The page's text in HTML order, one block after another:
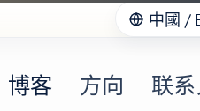
中國 /
博客 方向 联